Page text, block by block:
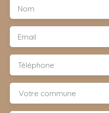
Nom
Email
Téléphone
Votre commune